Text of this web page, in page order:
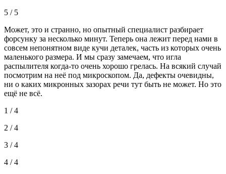
5 / 5
Может, это и странно, но опытный специалист разбирает
форсунку за несколько минут. Теперь она лежит перед нами в
совсем непонятном виде кучи деталек, часть из которых очень
маленького размера. И мы сразу замечаем, что игла
распылителя когда-то очень хорошо грелась. На всякий случай
посмотрим на неё под микроскопом. Да, дефекты очевидны,
ни о каких микронных зазорах речи тут быть не может. Но это
ещё не всё.
1 / 4
2 / 4
3 / 4
4 / 4